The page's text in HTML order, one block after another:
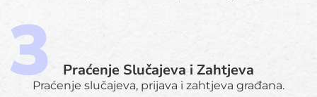
Praćenje Slučajeva i Zahtjeva
Praćenje slučajeva, prijava i zahtjeva građana.